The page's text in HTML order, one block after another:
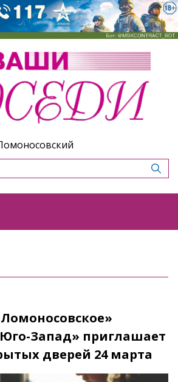
Запад» приглашает
дверей 24 марта